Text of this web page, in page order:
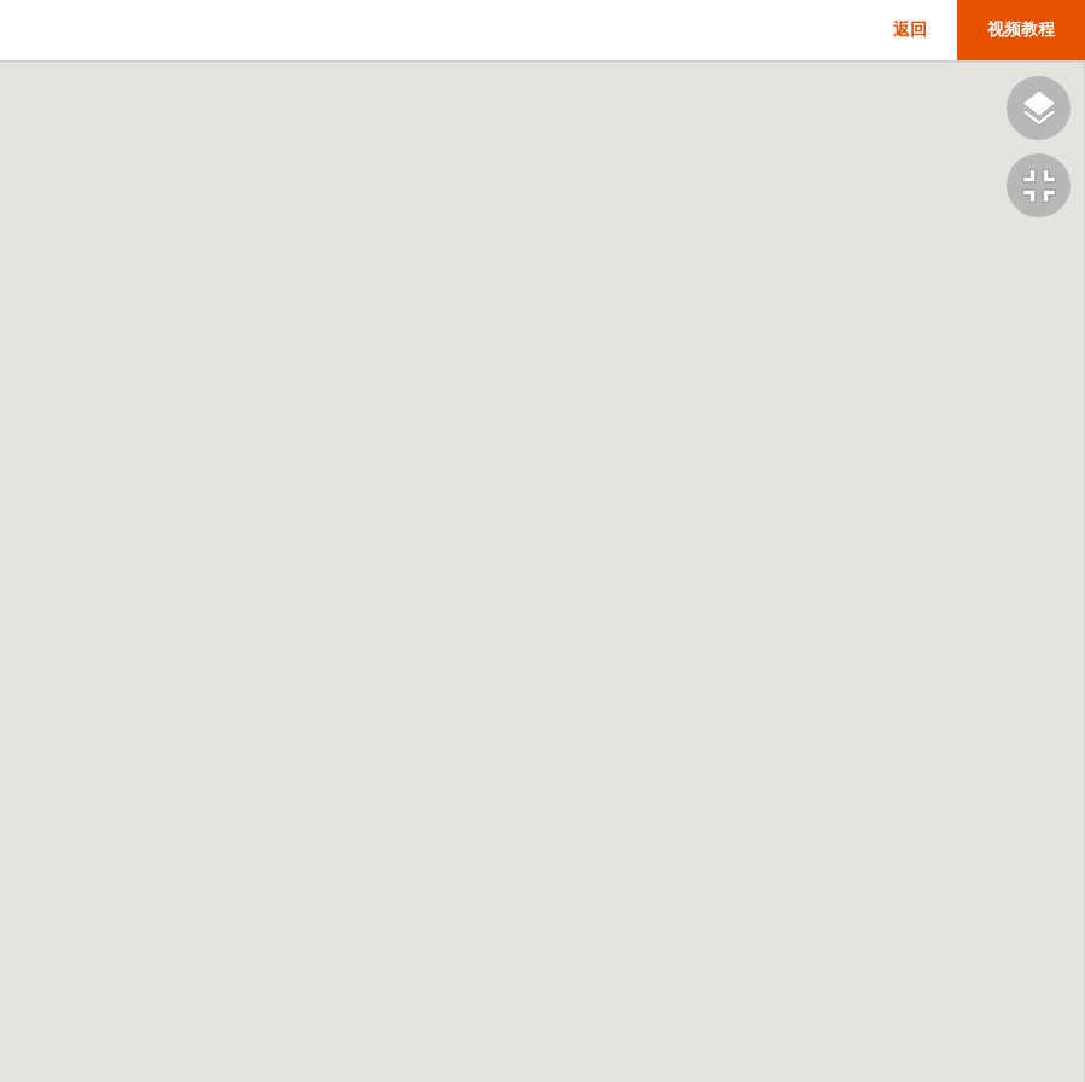
视频教程
返回
fullscreen_exit